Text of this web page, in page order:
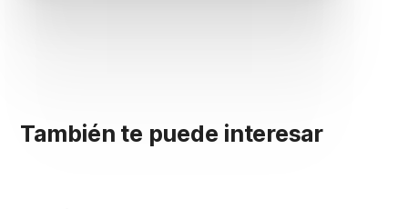
También te puede interesar